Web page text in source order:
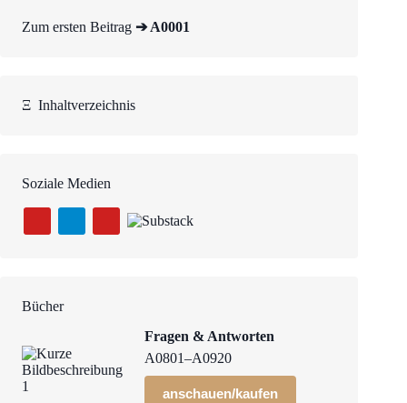
Zum ersten Beitrag ➔ A0001
Ξ Inhaltverzeichnis
Soziale Medien
Bücher
Fragen & Antworten
A0801–A0920
anschauen/kaufen